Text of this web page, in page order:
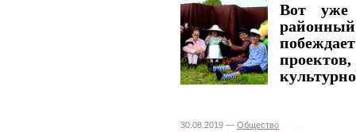
Вот уже
30.08.2019 — Общество